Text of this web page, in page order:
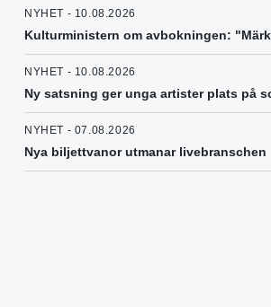
NYHET - 10.08.2026
Kulturministern om avbokningen:
NYHET - 10.08.2026
Ny satsning ger unga artister plats på
NYHET - 07.08.2026
Nya biljettvanor utmanar livebranschen